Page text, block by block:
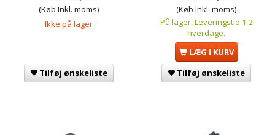
(Køb Inkl. moms)
Ikke på lager
Tilføj ønskeliste
(Køb Inkl. moms)
På lager, Leveringstid 1-2
hverdage.
LÆG I KURV
Tilføj ønskeliste